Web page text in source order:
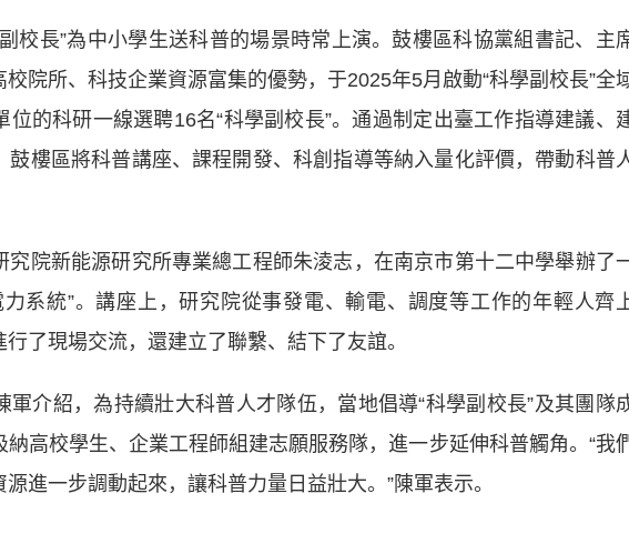
長”為中小學生送科普的場景時常上演。鼓樓區科協黨組書記、主
院所、科技企業資源富集的優勢，于2025年5月啟動“科學副校長”全
的科研一線選聘16名“科學副校長”。通過制定出臺工作指導建議、
鼓樓區將科普講座、課程開發、科創指導等納入量化評價，帶動科普
院新能源研究所專業總工程師朱淩志，在南京市第十二中學舉辦了
系統”。講座上，研究院從事發電、輸電、調度等工作的年輕人齊
了現場交流，還建立了聯繫、結下了友誼。
紹，為持續壯大科普人才隊伍，當地倡導“科學副校長”及其團隊
高校學生、企業工程師組建志願服務隊，進一步延伸科普觸角。“我
進一步調動起來，讓科普力量日益壯大。”陳軍表示。